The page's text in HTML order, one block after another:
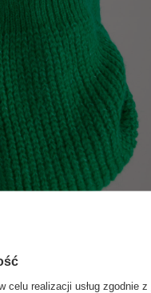
celu realizacji usług zgodnie z